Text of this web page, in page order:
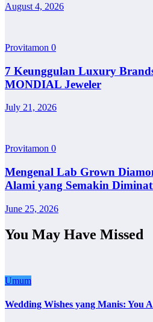
August 4, 2026
Provitamon 0
7 Keunggulan Luxury
MONDIAL Jeweler
July 21, 2026
Provitamon 0
Mengenal Lab Grown
Alami yang Semakin
June 25, 2026
You May Have Missed
Umum
Wedding Wishes yang Manis: You